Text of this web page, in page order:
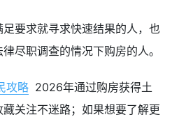
要求就寻求快速结果的人，也
尽职调查的情况下购房的人。
攻略 2026年通过购房获得土
关注不迷路；如果想要了解更